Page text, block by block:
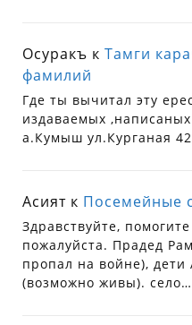
Осуракъ кТамги
фамилий
Где ты вычитал эту
издаваемых
а.Кумыш ул.Курганая
Асият к Посемейные
Здравствуйте,
пожалуйста. Прадед
пропал на войне), дети
(возможно живы). село…